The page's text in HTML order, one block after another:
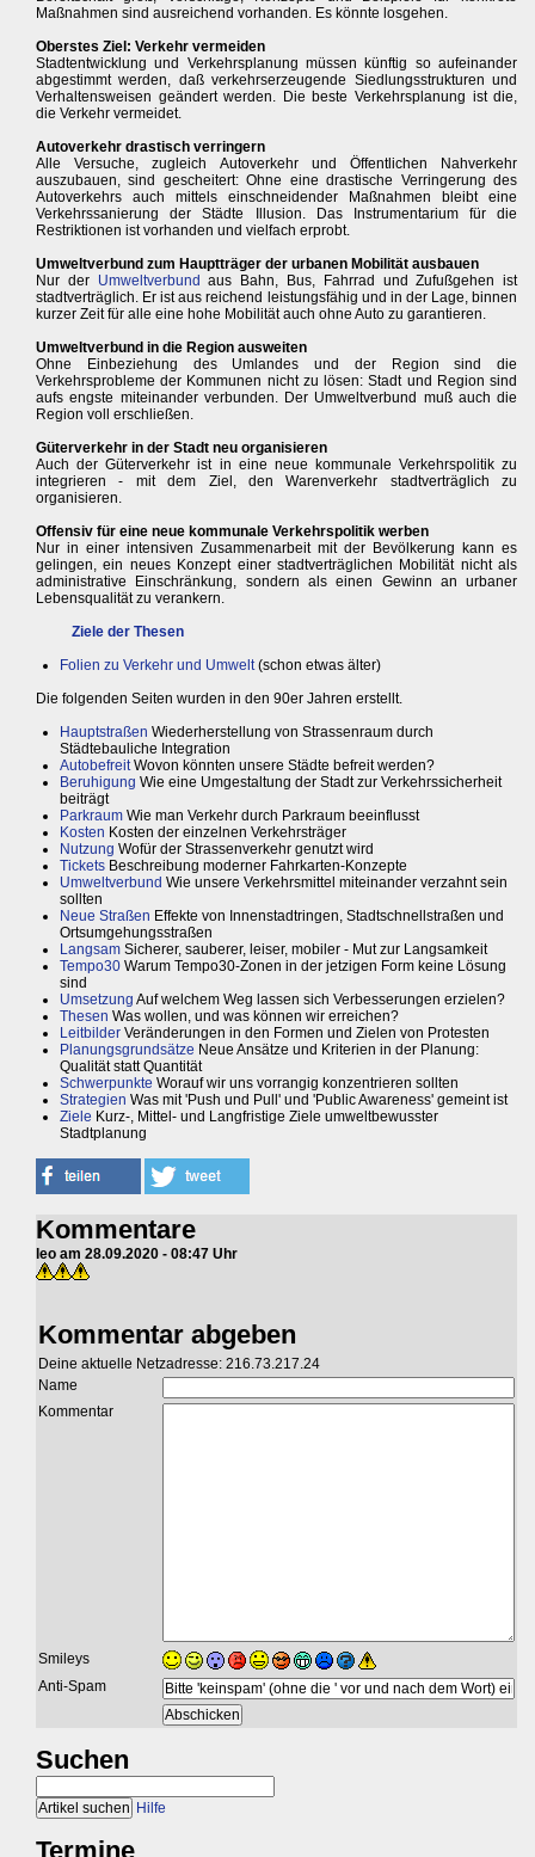
Maßnahmen sind ausreichend vorhanden. Es könnte losgehen.
Oberstes Ziel: Verkehr vermeiden
Stadtentwicklung und Verkehrsplanung müssen künftig so aufeinander
abgestimmt werden, daß verkehrserzeugende Siedlungsstrukturen und
Verhaltensweisen geändert werden. Die beste Verkehrsplanung ist die,
die Verkehr vermeidet.
Autoverkehr drastisch verringern
Alle Versuche, zugleich Autoverkehr und Öffentlichen Nahverkehr
auszubauen, sind gescheitert: Ohne eine drastische Verringerung des
Autoverkehrs auch mittels einschneidender Maßnahmen bleibt eine
Verkehrssanierung der Städte Illusion. Das Instrumentarium für die
Restriktionen ist vorhanden und vielfach erprobt.
Umweltverbund zum Hauptträger der urbanen Mobilität ausbauen
Nur der Umweltverbund aus Bahn, Bus, Fahrrad und Zufußgehen ist
stadtverträglich. Er ist aus reichend leistungsfähig und in der Lage, binnen
kurzer Zeit für alle eine hohe Mobilität auch ohne Auto zu garantieren.
Umweltverbund in die Region ausweiten
Ohne Einbeziehung des Umlandes und der Region sind die
Verkehrsprobleme der Kommunen nicht zu lösen: Stadt und Region sind
aufs engste miteinander verbunden. Der Umweltverbund muß auch die
Region voll erschließen.
Güterverkehr in der Stadt neu organisieren
Auch der Güterverkehr ist in eine neue kommunale Verkehrspolitik zu
integrieren - mit dem Ziel, den Warenverkehr stadtverträglich zu
organisieren.
Offensiv für eine neue kommunale Verkehrspolitik werben
Nur in einer intensiven Zusammenarbeit mit der Bevölkerung kann es
gelingen, ein neues Konzept einer stadtverträglichen Mobilität nicht als
administrative Einschränkung, sondern als einen Gewinn an urbaner
Lebensqualität zu verankern.
Ziele der Thesen
Folien zu Verkehr und Umwelt(schon etwas älter)
Die folgenden Seiten wurden in den 90er Jahren erstellt.
Hauptstraßen Wiederherstellung von Strassenraum durch
Städtebauliche Integration
AutobefreitWovon könnten unsere Städte befreit werden?
Beruhigung Wie eine Umgestaltung der Stadt zur Verkehrssicherheit
beiträgt
Parkraum Wie man Verkehr durch Parkraum beeinflusst
Kosten Kosten der einzelnen Verkehrsträger
Nutzung Wofür der Strassenverkehr genutzt wird
Tickets Beschreibung moderner Fahrkarten-Konzepte
Umweltverbund Wie unsere Verkehrsmittel miteinander verzahnt sein
sollten
Neue Straßen Effekte von Innenstadtringen, Stadtschnellstraßen und
Ortsumgehungsstraßen
Langsam Sicherer, sauberer, leiser, mobiler - Mut zur Langsamkeit
Tempo30 Warum Tempo30-Zonen in der jetzigen Form keine Lösung
sind
Umsetzung Auf welchem Weg lassen sich Verbesserungen erzielen?
Thesen Was wollen, und was können wir erreichen?
Leitbilder Veränderungen in den Formen und Zielen von Protesten
Planungsgrundsätze Neue Ansätze und Kriterien in der Planung:
Qualität statt Quantität
Schwerpunkte Worauf wir uns vorrangig konzentrieren sollten
Strategien Was mit 'Push und Pull' und 'Public Awareness' gemeint ist
Ziele Kurz-, Mittel- und Langfristige Ziele umweltbewusster
Stadtplanung
Kommentare
leo am 28.09.2020 - 08:47 Uhr
Kommentar abgeben
Deine aktuelle Netzadresse: 216.73.217.24
Name
Kommentar
Smileys
Anti-Spam
Suchen
Hilfe
Termine